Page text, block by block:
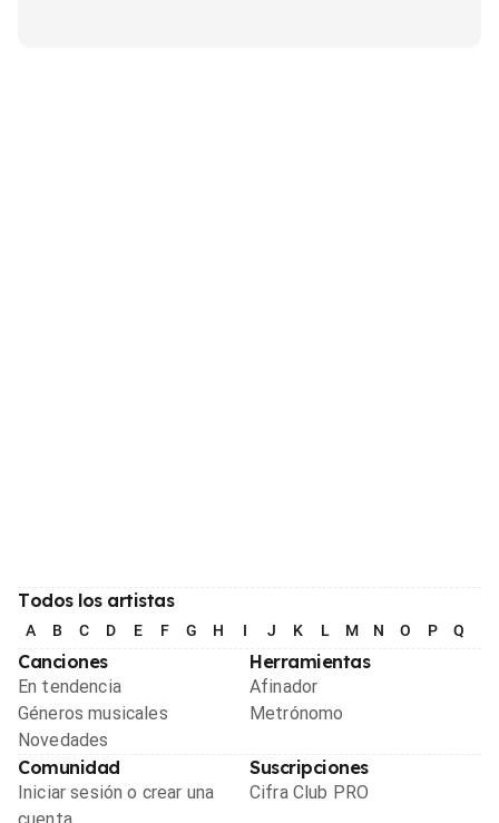
Todos los artistas
A B C D E F G H I J K L M N O P Q
Canciones
En tendencia
Géneros musicales
Novedades
Herramientas
Afinador
Metrónomo
Comunidad
Iniciar sesión o crear una
Suscripciones
Cifra Club PRO